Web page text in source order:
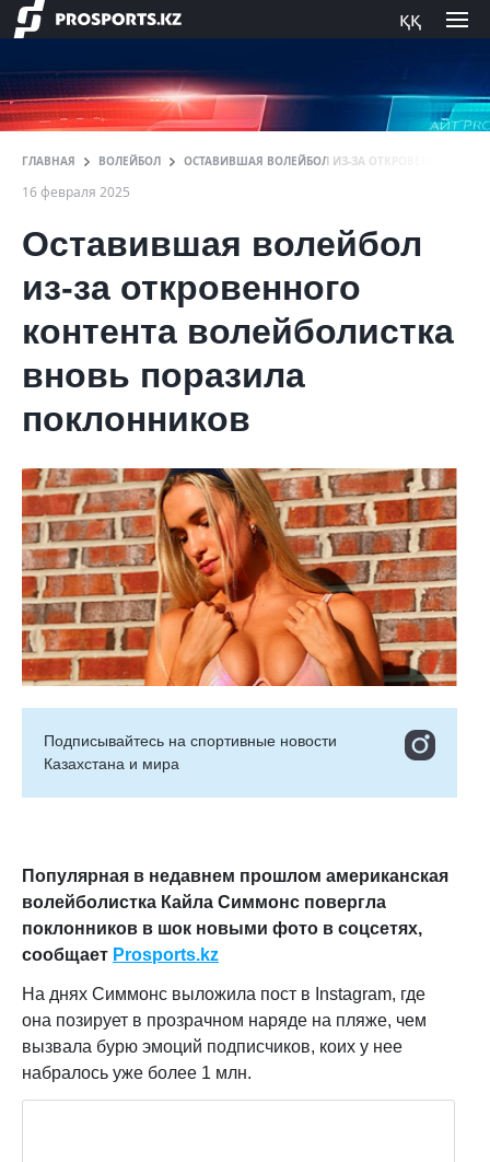
ққ
ГЛАВНАЯ ВОЛЕЙБОЛ ОСТАВИВШАЯ ВОЛЕЙБОЛ ИЗ-ЗА ОТКРОВЕННОГО
16 февраля 2025
Оставившая волейбол
из-за откровенного
контента волейболистка
вновь поразила
поклонников
Подписывайтесь на cпортивные новости
Казахстана и мира
Популярная в недавнем прошлом американская
волейболистка Кайла Симмонс повергла
поклонников в шок новыми фото в соцсетях,
сообщает Prosports.kz
На днях Симмонс выложила пост в Instagram, где
она позирует в прозрачном наряде на пляже, чем
вызвала бурю эмоций подписчиков, коих у нее
набралось уже более 1 млн.